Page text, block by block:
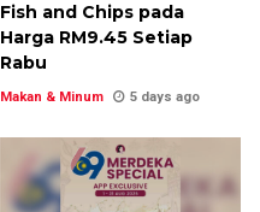
Fish and Chips pada
Harga RM9.45 Setiap
Rabu
Makan & Minum 5 days ago